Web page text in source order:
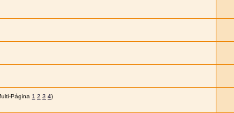
1 2 3 4)